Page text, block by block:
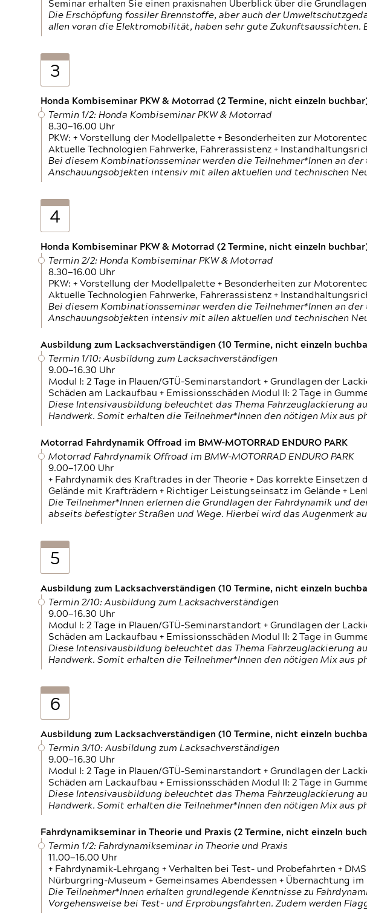
Seminar erhalten Sie einen praxisnahen Überblick über die
Die Erschöpfung fossiler Brennstoffe, aber auch der
allen voran die Elektromobilität, haben sehr gute Zukunftsaussichten.
3
Honda Kombiseminar PKW & Motorrad (2 Termine, nicht einzeln
Termin 1/2: Honda Kombiseminar PKW & Motorrad
8.30—16.00 Uhr
PKW: + Vorstellung der Modellpalette + Besonderheiten zur
Aktuelle Technologien Fahrwerke, Fahrerassistenz +
Bei diesem Kombinationsseminar werden die Teilnehmer*Innen an
Anschauungsobjekten intensiv mit allen aktuellen und technischen
4
Honda Kombiseminar PKW & Motorrad (2 Termine, nicht einzeln
Termin 2/2: Honda Kombiseminar PKW & Motorrad
8.30—16.00 Uhr
PKW: + Vorstellung der Modellpalette + Besonderheiten zur
Aktuelle Technologien Fahrwerke, Fahrerassistenz +
Bei diesem Kombinationsseminar werden die Teilnehmer*Innen an
Anschauungsobjekten intensiv mit allen aktuellen und technischen
Ausbildung zum Lacksachverständigen (10 Termine, nicht einzeln
Termin 1/10: Ausbildung zum Lacksachverständigen
9.00—16.30 Uhr
Modul I: 2 Tage in Plauen/GTÜ-Seminarstandort + Grundlagen der
Schäden am Lackaufbau + Emissionsschäden Modul II: 2 Tage in
Diese Intensivausbildung beleuchtet das Thema Fahrzeuglackierung
Handwerk. Somit erhalten die Teilnehmer*Innen den nötigen Mix aus
Motorrad Fahrdynamik Offroad im BMW-MOTORRAD ENDURO PARK
Motorrad Fahrdynamik Offroad im BMW-MOTORRAD ENDURO PARK
9.00—17.00 Uhr
+ Fahrdynamik des Kraftrades in der Theorie + Das korrekte
Gelände mit Krafträdern + Richtiger Leistungseinsatz im Gelände +
Die Teilnehmer*Innen erlernen die Grundlagen der Fahrdynamik und
abseits befestigter Straßen und Wege. Hierbei wird das Augenmerk
5
Ausbildung zum Lacksachverständigen (10 Termine, nicht einzeln
Termin 2/10: Ausbildung zum Lacksachverständigen
9.00—16.30 Uhr
Modul I: 2 Tage in Plauen/GTÜ-Seminarstandort + Grundlagen der
Schäden am Lackaufbau + Emissionsschäden Modul II: 2 Tage in
Diese Intensivausbildung beleuchtet das Thema Fahrzeuglackierung
Handwerk. Somit erhalten die Teilnehmer*Innen den nötigen Mix aus
6
Ausbildung zum Lacksachverständigen (10 Termine, nicht einzeln
Termin 3/10: Ausbildung zum Lacksachverständigen
9.00—16.30 Uhr
Modul I: 2 Tage in Plauen/GTÜ-Seminarstandort + Grundlagen der
Schäden am Lackaufbau + Emissionsschäden Modul II: 2 Tage in
Diese Intensivausbildung beleuchtet das Thema Fahrzeuglackierung
Handwerk. Somit erhalten die Teilnehmer*Innen den nötigen Mix aus
Fahrdynamikseminar in Theorie und Praxis (2 Termine, nicht einzeln
Termin 1/2: Fahrdynamikseminar in Theorie und Praxis
11.00—16.00 Uhr
+ Fahrdynamik-Lehrgang + Verhalten bei Test- und Probefahrten +
Nürburgring-Museum + Gemeinsames Abendessen + Übernachtung
Die Teilnehmer*Innen erhalten grundlegende Kenntnisse zu
Vorgehensweise bei Test- und Erprobungsfahrten. Zudem werden